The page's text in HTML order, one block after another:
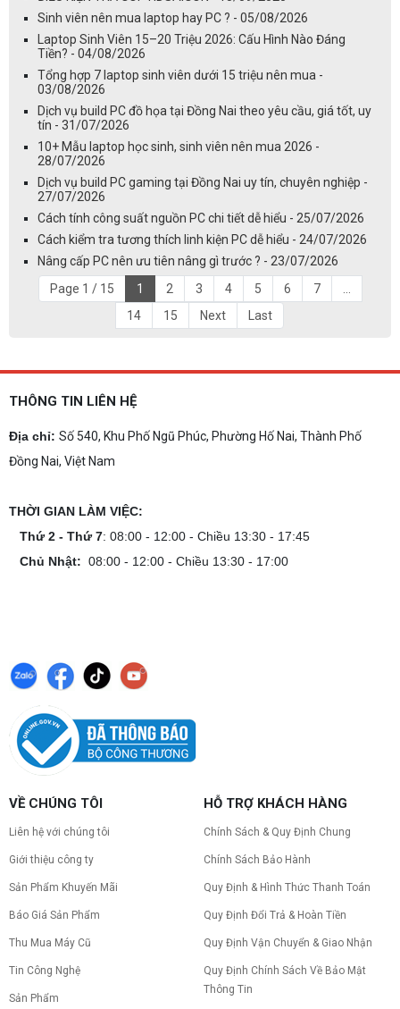
Sinh viên nên mua laptop hay PC ? - 05/08/2026
Laptop Sinh Viên 15–20 Triệu 2026: Cấu Hình Nào Đáng
Tiền? - 04/08/2026
Tổng hợp 7 laptop sinh viên dưới 15 triệu nên mua -
03/08/2026
Dịch vụ build PC đồ họa tại Đồng Nai theo yêu cầu, giá tốt, uy
tín - 31/07/2026
10+ Mẫu laptop học sinh, sinh viên nên mua 2026 -
28/07/2026
Dịch vụ build PC gaming tại Đồng Nai uy tín, chuyên nghiệp -
27/07/2026
Cách tính công suất nguồn PC chi tiết dễ hiểu - 25/07/2026
Cách kiểm tra tương thích linh kiện PC dễ hiểu - 24/07/2026
Nâng cấp PC nên ưu tiên nâng gì trước ? - 23/07/2026
Page 1 / 15
1 2 3 4 5 6 7
14
15 Next Last
THÔNG TIN LIÊN HỆ
Địa chỉ: Số 540, Khu Phố Ngũ Phúc, Phường Hố Nai, Thành Phố
Đồng Nai, Việt Nam
THỜI GIAN LÀM VIỆC:
Thứ 2 - Thứ 7: 08:00 - 12:00 - Chiều 13:30 - 17:45
Chủ Nhật: 08:00 - 12:00 - Chiều 13:30 - 17:00
VỀ CHÚNG TÔI
Liên hệ với chúng tôi
Giới thiệu công ty
Sản Phẩm Khuyến Mãi
Báo Giá Sản Phẩm
Thu Mua Máy Cũ
Tin Công Nghệ
Sản Phẩm
HỖ TRỢ KHÁCH HÀNG
Chính Sách & Quy Định Chung
Chính Sách Bảo Hành
Quy Định & Hình Thức Thanh Toán
Quy Định Đổi Trả & Hoàn Tiền
Quy Định Vận Chuyển & Giao Nhận
Quy Định Chính Sách Về Bảo Mật
Thông Tin